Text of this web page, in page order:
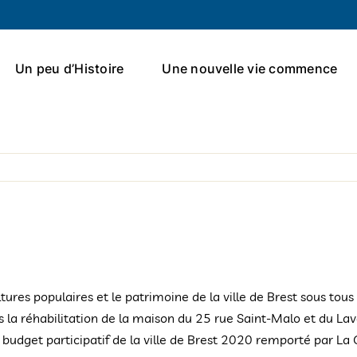
Un peu d’Histoire Une nouvelle vie commence
populaires et le patrimoine de la ville de Brest sous tous
réhabilitation de la maison du 25 rue Saint-Malo et du
participatif de la ville de Brest 2020 remporté par La